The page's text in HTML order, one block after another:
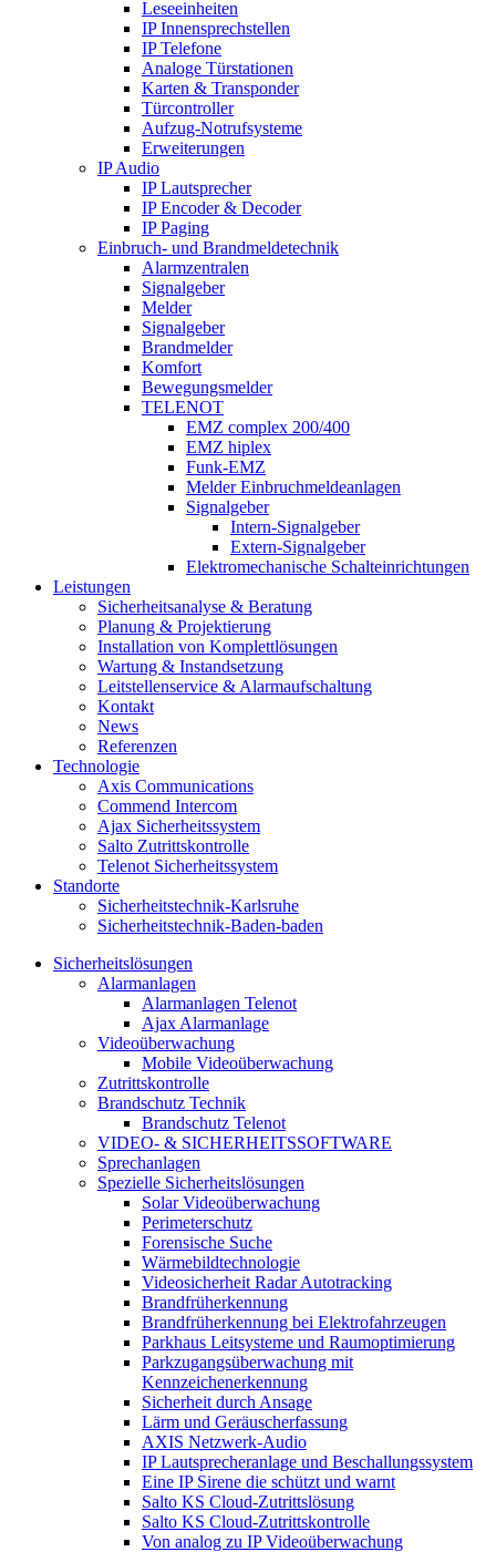
Leseeinheiten
IP Innensprechstellen
IP Telefone
Analoge Türstationen
Karten & Transponder
Türcontroller
Aufzug-Notrufsysteme
Erweiterungen
IP Audio
IP Lautsprecher
IP Encoder & Decoder
IP Paging
Einbruch- und Brandmeldetechnik
Alarmzentralen
Signalgeber
Melder
Signalgeber
Brandmelder
Komfort
Bewegungsmelder
TELENOT
EMZ complex 200/400
EMZ hiplex
Funk-EMZ
Melder Einbruchmeldeanlagen
Signalgeber
Intern-Signalgeber
Extern-Signalgeber
Elektromechanische Schalteinrichtungen
Leistungen
Sicherheitsanalyse & Beratung
Planung & Projektierung​
Installation von Komplettlösungen
Wartung & Instandsetzung
Leitstellenservice & Alarmaufschaltung
Kontakt
News
Referenzen
Technologie
Axis Communications
Commend Intercom
Ajax Sicherheitssystem​
Salto Zutrittskontrolle
Telenot Sicherheitssystem
Standorte
Sicherheitstechnik-Karlsruhe
Sicherheitstechnik-Baden-baden
Sicherheitslösungen
Alarmanlagen
Alarmanlagen Telenot
Ajax Alarmanlage
Videoüberwachung
Mobile Videoüberwachung
Zutrittskontrolle
Brandschutz Technik
Brandschutz Telenot
VIDEO- & SICHERHEITSSOFTWARE
Sprechanlagen
Spezielle Sicherheitslösungen
Solar Videoüberwachung
Perimeterschutz
Forensische Suche
Wärmebildtechnologie
Videosicherheit Radar Autotracking​
Brandfrüherkennung
Brandfrüherkennung bei Elektrofahrzeugen
Parkhaus Leitsysteme und Raumoptimierung
Parkzugangsüberwachung mit
Kennzeichenerkennung
Sicherheit durch Ansage
Lärm und Geräuscherfassung
AXIS Netzwerk-Audio
IP Lautsprecheranlage und Beschallungssystem
Eine IP Sirene die schützt und warnt
Salto KS Cloud-Zutrittslösung
Salto KS Cloud-Zutrittskontrolle
Von analog zu IP Videoüberwachung